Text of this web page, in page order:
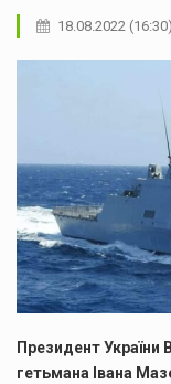
18.08.2022 (16:30)
Президент України
гетьмана Івана